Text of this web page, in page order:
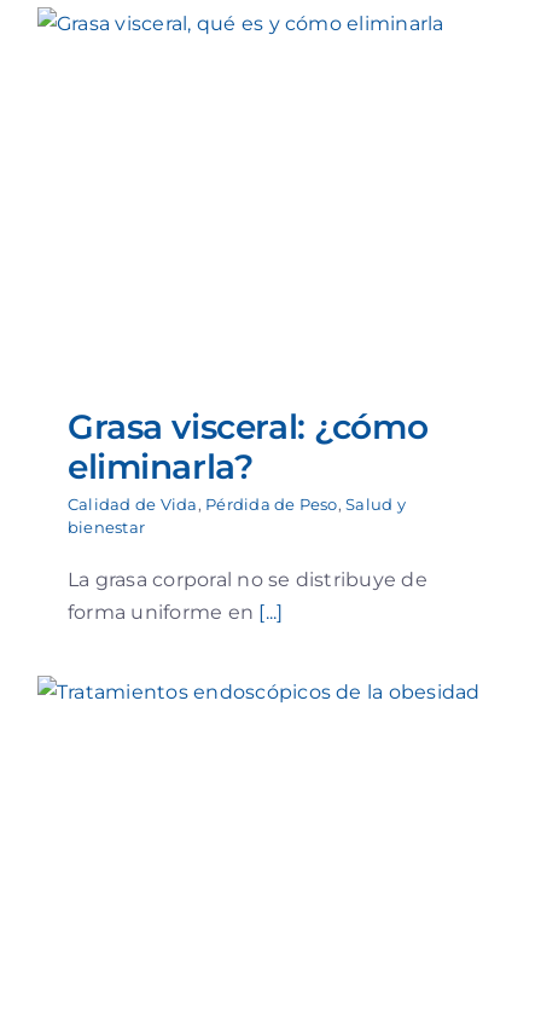
Grasa visceral: ¿cómo
eliminarla?
Calidad de Vida, Pérdida de Peso,Salud y
bienestar
La grasa corporal no se distribuye de
forma uniforme en [...]